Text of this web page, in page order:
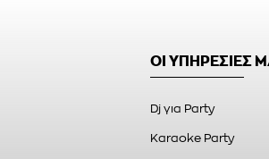
ΟΙ ΥΠΗΡΕΣΙΕΣ
Dj για Party
Karaoke Party